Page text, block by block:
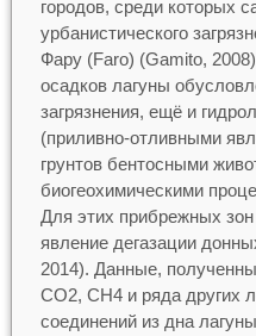
городов, среди которых
урбанистического
Фару (Faro) (Gamito,
осадков лагуны
загрязнения, ещё и
(приливно-отливными
грунтов бентосными
биогеохимическими
Для этих прибрежных
явление дегазации
2014). Данные,
CO2, CH4 и ряда других
соединений из дна